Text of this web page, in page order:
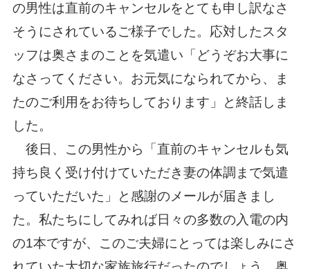
の男性は直前のキャンセルをとても申し訳なさ
そうにされているご様子でした。応対したスタ
ッフは奥さまのことを気遣い「どうぞお大事に
なさってください。お元気になられてから、ま
たのご利用をお待ちしております」と終話しま
した。
後日、この男性から「直前のキャンセルも気
持ち良く受け付けていただき妻の体調まで気遣
っていただいた」と感謝のメールが届きまし
た。私たちにしてみれば日々の多数の入電の内
の1本ですが、このご夫婦にとっては楽しみにさ